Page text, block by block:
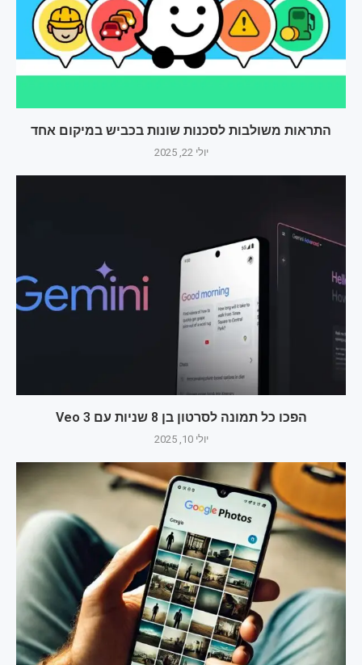
התראות משולבות לסכנות שונות בכביש במיקום אחד
יולי 22, 2025
הפכו כל תמונה לסרטון בן 8 שניות עם Veo 3
יולי 10, 2025